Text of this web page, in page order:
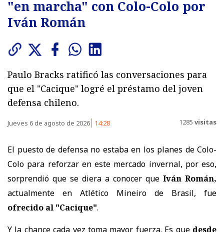
"en marcha" con Colo-Colo por
Iván Román
Paulo Bracks ratificó las conversaciones para
que el "Cacique" logré el préstamo del joven
defensa chileno.
Jueves 6 de agosto de 2026 14:28 1285 visitas
El puesto de defensa no estaba en los planes de Colo-
Colo para reforzar en este mercado invernal, por eso,
sorprendió que se diera a conocer que Iván Román,
actualmente en Atlético Mineiro de Brasil, fue
ofrecido al "Cacique".
Y la chance cada vez toma mayor fuerza. Es que desde